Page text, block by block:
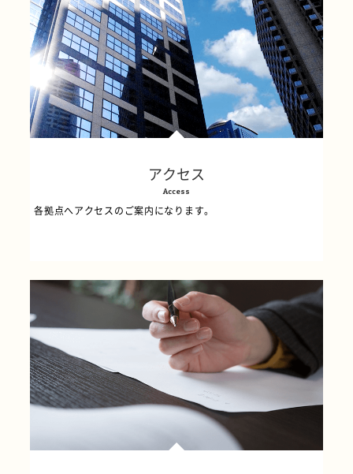
アクセス
Access
各拠点へアクセスのご案内になります。